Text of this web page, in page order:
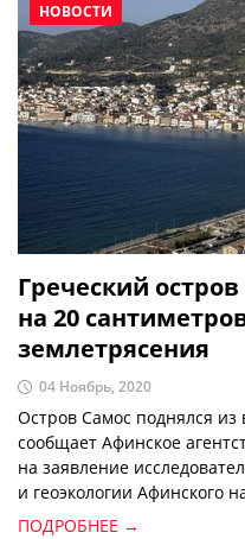
НОВОСТИ
Греческий
на 20
землетрясения
04 Ноябрь, 2020
Остров Самос поднялся
сообщает Афинское
на заявление
и геоэкологии Афинского
имени Каподистрии.
ПОДРОБНЕЕ →